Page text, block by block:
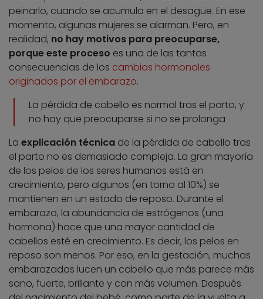
peinarlo, cuando se acumula en el desagüe. En ese
momento, algunas mujeres se alarman. Pero, en
realidad, no hay motivos para preocuparse,
porque este proceso es una de las tantas
consecuencias de los cambios hormonales
originados por el embarazo.
La pérdida de cabello es normal tras el parto, y
no hay que preocuparse si no se prolonga
La explicación técnica de la pérdida de cabello tras
el parto no es demasiado compleja. La gran mayoría
de los pelos de los seres humanos está en
crecimiento, pero algunos (en torno al 10%) se
mantienen en un estado de reposo. Durante el
embarazo, la abundancia de estrógenos (una
hormona) hace que una mayor cantidad de
cabellos esté en crecimiento. Es decir, los pelos en
reposo son menos. Por eso, en la gestación, muchas
embarazadas lucen un cabello que más parece más
sano, fuerte, brillante y con más volumen. Después